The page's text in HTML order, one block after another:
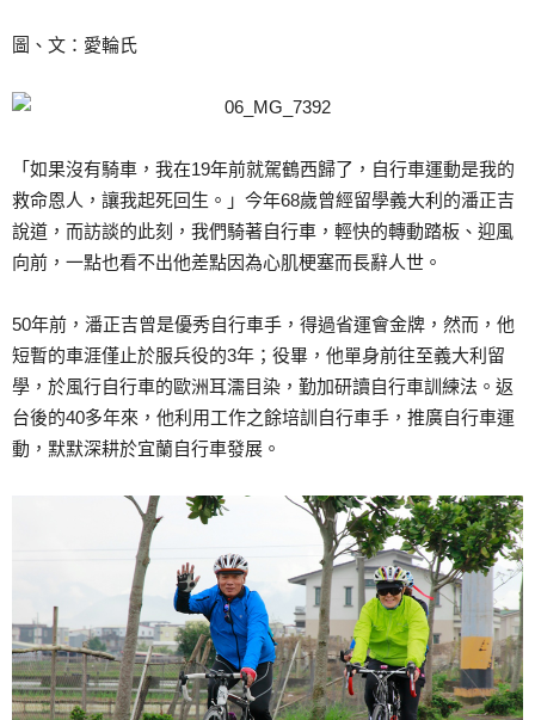
圖、文：愛輪氏
「如果沒有騎車，我在19年前就駕鶴西歸了，自行車運動是我的
救命恩人，讓我起死回生。」今年68歲曾經留學義大利的潘正吉
說道，而訪談的此刻，我們騎著自行車，輕快的轉動踏板、迎風
向前，一點也看不出他差點因為心肌梗塞而長辭人世。
50年前，潘正吉曾是優秀自行車手，得過省運會金牌，然而，他
短暫的車涯僅止於服兵役的3年；役畢，他單身前往至義大利留
學，於風行自行車的歐洲耳濡目染，勤加研讀自行車訓練法。返
台後的40多年來，他利用工作之餘培訓自行車手，推廣自行車運
動，默默深耕於宜蘭自行車發展。